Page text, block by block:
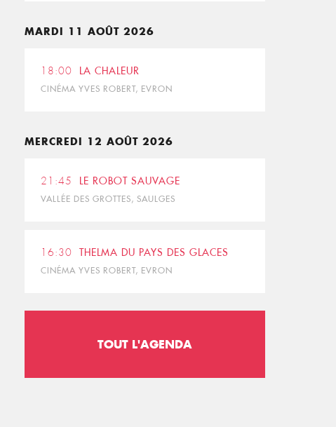
MARDI 11 AOÛT 2026
18:00 LA CHALEUR
CINÉMA YVES ROBERT, EVRON
MERCREDI 12 AOÛT 2026
21:45 LE ROBOT SAUVAGE
VALLÉE DES GROTTES, SAULGES
16:30 THELMA DU PAYS DES GLACES
CINÉMA YVES ROBERT, EVRON
TOUT L'AGENDA